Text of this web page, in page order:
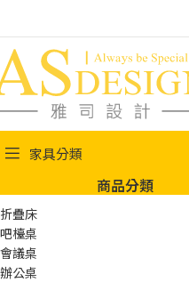
家具分類
商品分類
折疊床
吧檯桌
會議桌
辦公桌